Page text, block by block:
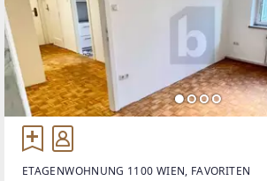
ETAGENWOHNUNG 1100 WIEN, FAVORITEN